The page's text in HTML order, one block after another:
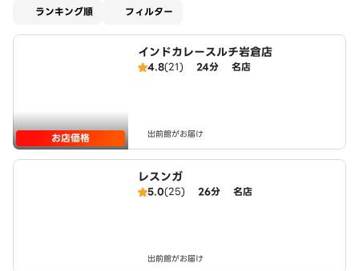
ランキング順 フィルター
お店価格
インドカレースルチ岩倉店
4.8(21) 24分 名店
出前館がお届け
レスンガ
5.0(25) 26分 名店
出前館がお届け